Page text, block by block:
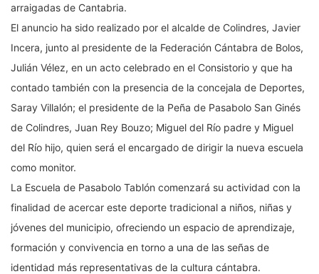
arraigadas de Cantabria.
El anuncio ha sido realizado por el alcalde de Colindres, Javier
Incera, junto al presidente de la Federación Cántabra de Bolos,
Julián Vélez, en un acto celebrado en el Consistorio y que ha
contado también con la presencia de la concejala de Deportes,
Saray Villalón; el presidente de la Peña de Pasabolo San Ginés
de Colindres, Juan Rey Bouzo; Miguel del Río padre y Miguel
del Río hijo, quien será el encargado de dirigir la nueva escuela
como monitor.
La Escuela de Pasabolo Tablón comenzará su actividad con la
finalidad de acercar este deporte tradicional a niños, niñas y
jóvenes del municipio, ofreciendo un espacio de aprendizaje,
formación y convivencia en torno a una de las señas de
identidad más representativas de la cultura cántabra.